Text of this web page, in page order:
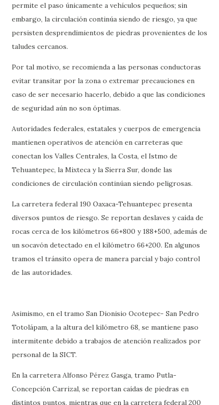
permite el paso únicamente a vehículos pequeños; sin
embargo, la circulación continúa siendo de riesgo, ya que
persisten desprendimientos de piedras provenientes de los
taludes cercanos.
Por tal motivo, se recomienda a las personas conductoras
evitar transitar por la zona o extremar precauciones en
caso de ser necesario hacerlo, debido a que las condiciones
de seguridad aún no son óptimas.
Autoridades federales, estatales y cuerpos de emergencia
mantienen operativos de atención en carreteras que
conectan los Valles Centrales, la Costa, el Istmo de
Tehuantepec, la Mixteca y la Sierra Sur, donde las
condiciones de circulación continúan siendo peligrosas.
La carretera federal 190 Oaxaca-Tehuantepec presenta
diversos puntos de riesgo. Se reportan deslaves y caída de
rocas cerca de los kilómetros 66+800 y 188+500, además de
un socavón detectado en el kilómetro 66+200. En algunos
tramos el tránsito opera de manera parcial y bajo control
de las autoridades.
Asimismo, en el tramo San Dionisio Ocotepec- San Pedro
Totolápam, a la altura del kilómetro 68, se mantiene paso
intermitente debido a trabajos de atención realizados por
personal de la SICT.
En la carretera Alfonso Pérez Gasga, tramo Putla-
Concepción Carrizal, se reportan caídas de piedras en
distintos puntos, mientras que en la carretera federal 200